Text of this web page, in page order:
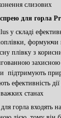
слизових
для горла
у складі
плівку з
підтримують
ефективність
станах
горла входять